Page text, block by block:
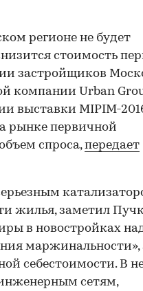
регионе не будет
стоимость
застройщиков
компании Urban
выставки MIPIM-
рынке первичной
спроса,передает
жилья, заметил
в новостройках
маржинальности»,
себестоимости. В
сетям,